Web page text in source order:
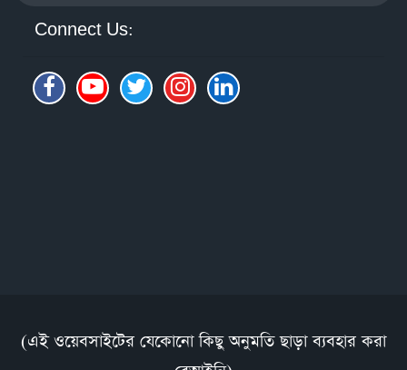
Connect Us:
(এই ওয়েবসাইটের যেকোনো কিছু অনুমতি ছাড়া ব্যবহার করা